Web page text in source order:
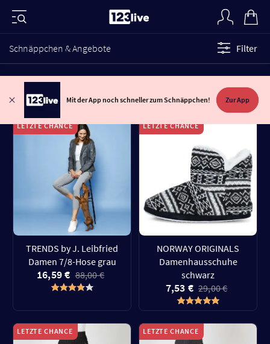
Schnäppchen & Angebote Filter
Mit der App noch schneller zum Schnäppchen! Zur App
LETZTE CHANCE
TRENDS by J. Leibfried
Damen 7/8-Hose grau
16,59 € 88,00 €
LETZTE CHANCE
NORWAY ORIGINALS
Damenhausschuhe
schwarz
7,53 € 29,00 €
LETZTE CHANCE LETZTE CHANCE